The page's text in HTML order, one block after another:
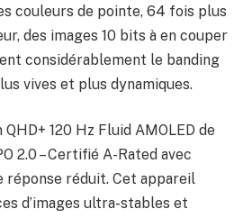
couleurs de pointe, 64 fois plus
des images 10 bits à en couper
considérablement le banding
vives et plus dynamiques.
QHD+ 120 Hz Fluid AMOLED de
2.0 – Certifié A-Rated avec
réponse réduit. Cet appareil
d’images ultra-stables et